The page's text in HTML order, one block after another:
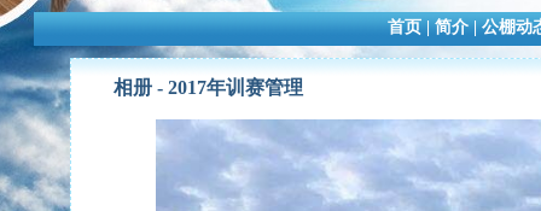
首页|简介|公棚动
相册 - 2017年训赛管理